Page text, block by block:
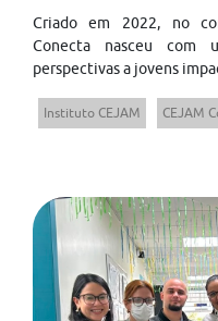
Criado em 2022, no
Conecta nasceu com
perspectivas a jovens
Instituto CEJAM CEJAM